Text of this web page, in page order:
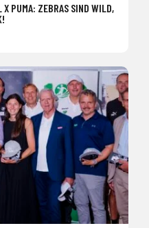
PUMA: ZEBRAS SIND WILD,